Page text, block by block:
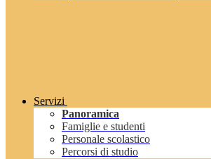
Servizi
Panoramica
Famiglie e studenti
Personale scolastico
Percorsi di studio